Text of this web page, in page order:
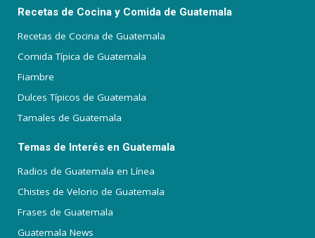
Recetas de Cocina y Comida de Guatemala
Recetas de Cocina de Guatemala
Comida Típica de Guatemala
Fiambre
Dulces Típicos de Guatemala
Tamales de Guatemala
Temas de Interés en Guatemala
Radios de Guatemala en Línea
Chistes de Velorio de Guatemala
Frases de Guatemala
Guatemala News